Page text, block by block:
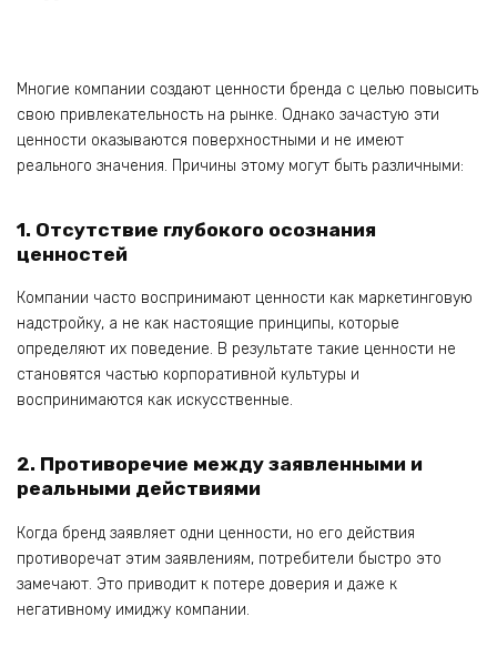
Многие компании создают ценности бренда с целью повысить
свою привлекательность на рынке. Однако зачастую эти
ценности оказываются поверхностными и не имеют
реального значения. Причины этому могут быть различными:
1. Отсутствие глубокого осознания
ценностей
Компании часто воспринимают ценности как маркетинговую
надстройку, а не как настоящие принципы, которые
определяют их поведение. В результате такие ценности не
становятся частью корпоративной культуры и
воспринимаются как искусственные.
2. Противоречие между заявленными и
реальными действиями
Когда бренд заявляет одни ценности, но его действия
противоречат этим заявлениям, потребители быстро это
замечают. Это приводит к потере доверия и даже к
негативному имиджу компании.